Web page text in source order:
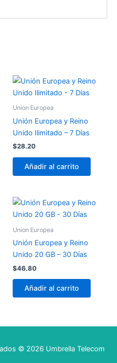
Union Europea
Unión Europea y Reino
Unido Ilimitado – 7 Días
$28.20
Añadir al carrito
Union Europea
Unión Europea y Reino
Unido 20 GB – 30 Días
$46.80
Añadir al carrito
© 2026 Umbrella Telecom